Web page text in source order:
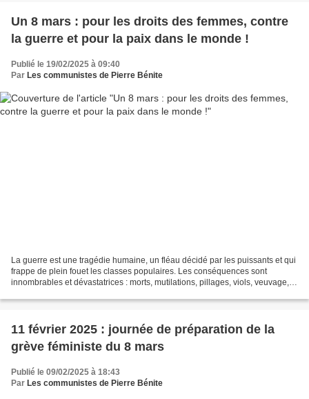
Un 8 mars : pour les droits des femmes, contre
la guerre et pour la paix dans le monde !
Publié le 19/02/2025 à 09:40
Par Les communistes de Pierre Bénite
La guerre est une tragédie humaine, un fléau décidé par les puissants et qui
frappe de plein fouet les classes populaires. Les conséquences sont
innombrables et dévastatrices : morts, mutilations, pillages, viols, veuvage,
11 février 2025 : journée de préparation de la
grève féministe du 8 mars
Publié le 09/02/2025 à 18:43
Par Les communistes de Pierre Bénite